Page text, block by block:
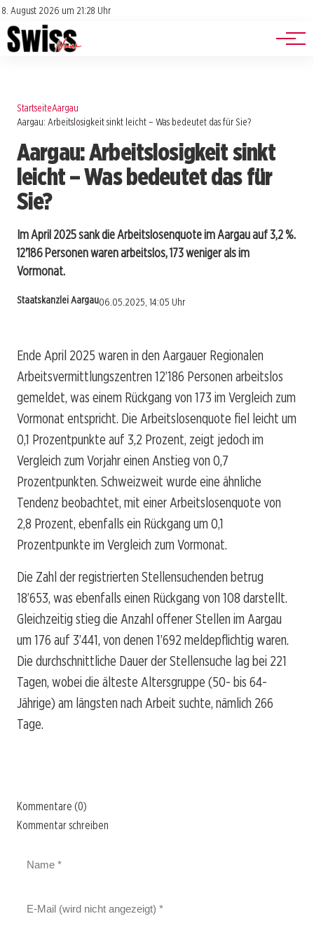
8. August 2026 um 21:28 Uhr
Impressum
Datenschutz
Jobs
Events
StartseiteAargau
Aargau: Arbeitslosigkeit sinkt leicht – Was bedeutet das für Sie?
Aargau: Arbeitslosigkeit sinkt
leicht – Was bedeutet das für
Sie?
Im April 2025 sank die Arbeitslosenquote im Aargau auf 3,2 %.
12'186 Personen waren arbeitslos, 173 weniger als im
Vormonat.
Staatskanzlei Aargau06.05.2025, 14:05 Uhr
Ende April 2025 waren in den Aargauer Regionalen
Arbeitsvermittlungszentren 12’186 Personen arbeitslos
gemeldet, was einem Rückgang von 173 im Vergleich zum
Vormonat entspricht. Die Arbeitslosenquote fiel leicht um
0,1 Prozentpunkte auf 3,2 Prozent, zeigt jedoch im
Vergleich zum Vorjahr einen Anstieg von 0,7
Prozentpunkten. Schweizweit wurde eine ähnliche
Tendenz beobachtet, mit einer Arbeitslosenquote von
2,8 Prozent, ebenfalls ein Rückgang um 0,1
Prozentpunkte im Vergleich zum Vormonat.
Die Zahl der registrierten Stellensuchenden betrug
18’653, was ebenfalls einen Rückgang von 108 darstellt.
Gleichzeitig stieg die Anzahl offener Stellen im Aargau
um 176 auf 3’441, von denen 1’692 meldepflichtig waren.
Die durchschnittliche Dauer der Stellensuche lag bei 221
Tagen, wobei die älteste Altersgruppe (50- bis 64-
Jährige) am längsten nach Arbeit suchte, nämlich 266
Tage.
Kommentare (0)
Kommentar schreiben